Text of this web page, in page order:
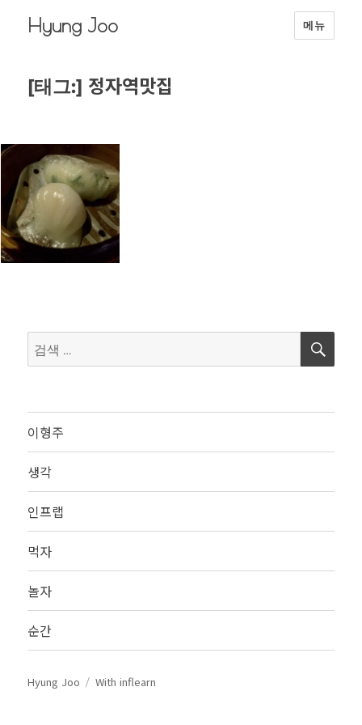
Hyung Joo 메뉴
[태그:] 정자역맛집
검
색:
검
이형주
생각
인프랩
먹자
놀자
순간
Hyung Joo With inflearn